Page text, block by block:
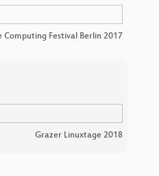
Computing Festival Berlin 2017
Grazer Linuxtage 2018